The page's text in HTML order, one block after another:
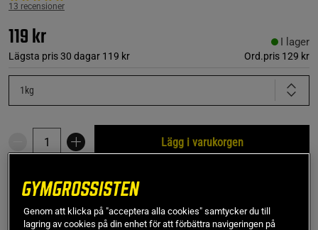
13 recensioner
119 kr
Lägsta pris 30 dagar 119 kr Ord.pris 129 kr
I lager
1kg
Lägg i varukorgen
Fri frakt över 499 kr Fri retur
SKU #374275R | EAN7051943742758
Genom att klicka på "acceptera alla cookies" samtycker du till
lagring av cookies på din enhet för att förbättra navigeringen på